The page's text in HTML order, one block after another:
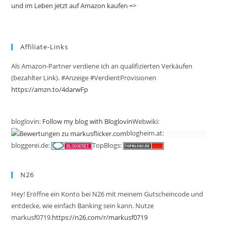
und im Leben jetzt auf Amazon kaufen =>
Affiliate-Links
Als Amazon-Partner verdiene ich an qualifizierten Verkäufen
(bezahlter Link). #Anzeige #VerdientProvisionen
https://amzn.to/4darwFp
bloglovin: Follow my blog with BloglovinWebwiki:
blogheim.at:
bloggerei.de:
TopBlogs:
N26
Hey! Eröffne ein Konto bei N26 mit meinem Gutscheincode und
entdecke, wie einfach Banking sein kann. Nutze
markusf0719.https://n26.com/r/markusf0719